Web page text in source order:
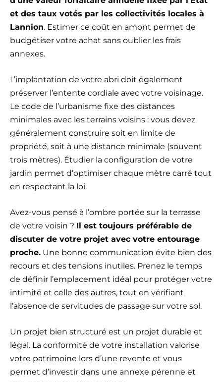
et des taux votés par les collectivités locales à
Lannion. Estimer ce coût en amont permet de
budgétiser votre achat sans oublier les frais
annexes.
L’implantation de votre abri doit également
préserver l’entente cordiale avec votre voisinage.
Le code de l’urbanisme fixe des distances
minimales avec les terrains voisins : vous devez
généralement construire soit en limite de
propriété, soit à une distance minimale (souvent
trois mètres). Étudier la configuration de votre
jardin permet d’optimiser chaque mètre carré tout
en respectant la loi.
Avez-vous pensé à l’ombre portée sur la terrasse
de votre voisin ? Il est toujours préférable de
discuter de votre projet avec votre entourage
proche. Une bonne communication évite bien des
recours et des tensions inutiles. Prenez le temps
de définir l’emplacement idéal pour protéger votre
intimité et celle des autres, tout en vérifiant
l’absence de servitudes de passage sur votre sol.
Un projet bien structuré est un projet durable et
légal. La conformité de votre installation valorise
votre patrimoine lors d’une revente et vous
permet d’investir dans une annexe pérenne et